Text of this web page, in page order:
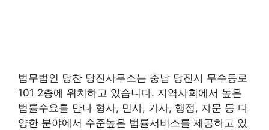
법무법인 당찬 당진사무소는 충남 당진시 무수동로
101 2층에 위치하고 있습니다. 지역사회에서 높은
법률수요를 만나 형사, 민사, 가사, 행정, 자문 등 다
양한 분야에서 수준높은 법률서비스를 제공하고 있